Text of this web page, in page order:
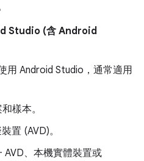
Studio (含 Android
用 Android Studio，通常適用
樣本。
置 (AVD)。
AVD、本機實體裝置或